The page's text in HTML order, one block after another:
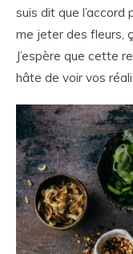
suis dit que l’accord
me jeter des fleurs,
J’espère que cette
hâte de voir vos